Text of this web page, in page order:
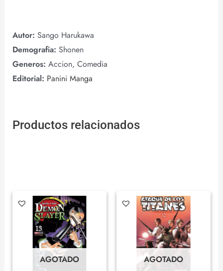
Autor: Sango Harukawa
Demografia: Shonen
Generos: Accion, Comedia
Editorial: Panini Manga
Productos relacionados
AGOTADO AGOTADO